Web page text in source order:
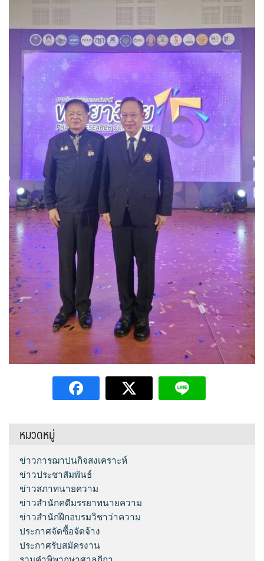
หมวดหมู่
ข่าวการฌาปนกิจสงเคราะห์
ข่าวประชาสัมพันธ์
ข่าวสภาทนายความ
ข่าวสำนักคดีมรรยาทนายความ
ข่าวสำนักฝึกอบรมวิชาว่าความ
ประกาศจัดซื้อจัดจ้าง
ประกาศรับสมัครงาน